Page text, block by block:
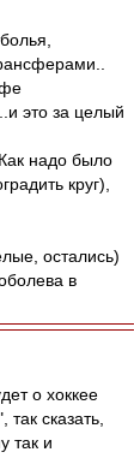
это за целый
надо было
круг),
остались)
в
о хоккее
сказать,
так и